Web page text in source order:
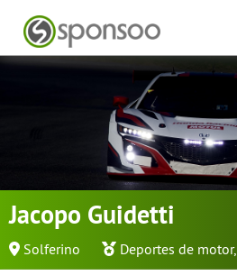
Jacopo Guidetti
Solferino Deportes de motor,